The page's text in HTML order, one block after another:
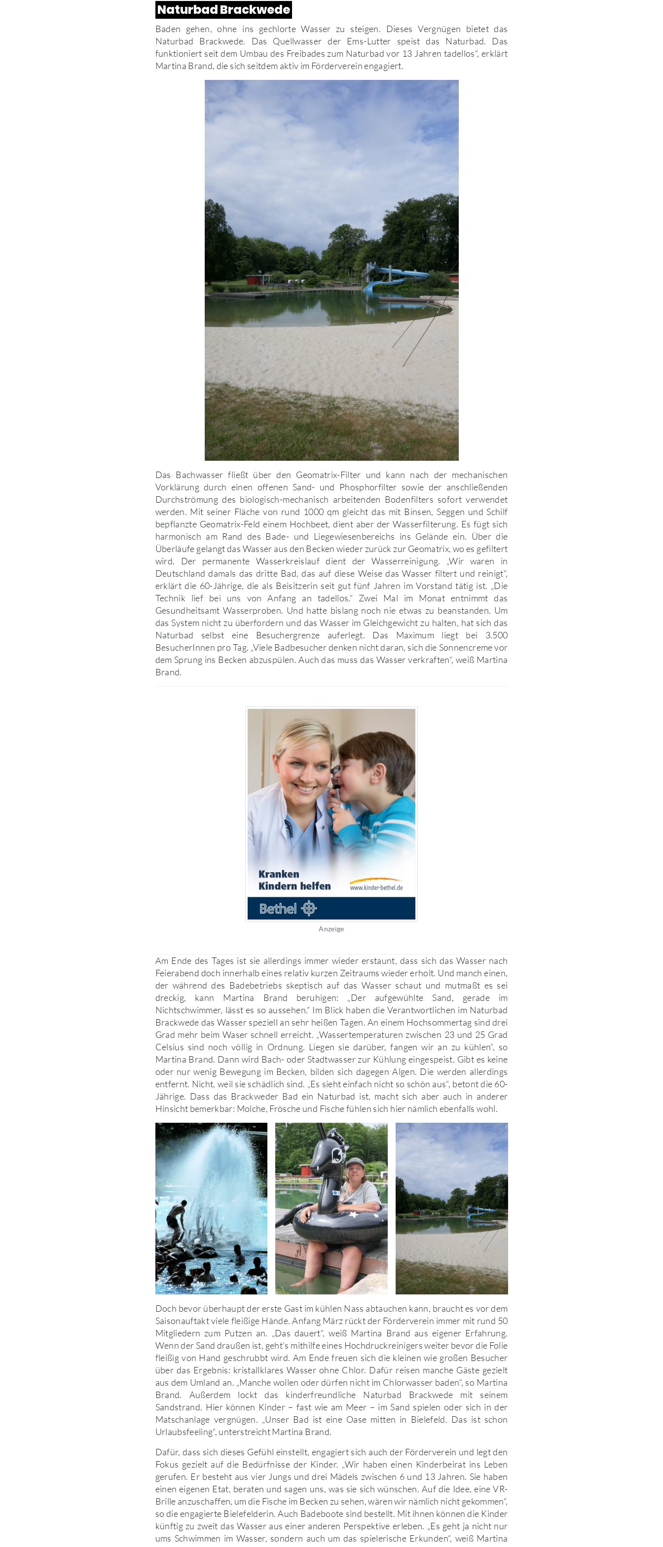
Naturbad Brackwede
Baden gehen, ohne ins gechlorte Wasser zu steigen. Dieses Vergnügen bietet das
Naturbad Brackwede. Das Quellwasser der Ems-Lutter speist das Naturbad. Das
funktioniert seit dem Umbau des Freibades zum Naturbad vor 13 Jahren tadellos“, erklärt
Martina Brand, die sich seitdem aktiv im Förderverein engagiert.
Das Bachwasser fließt über den Geomatrix-Filter und kann nach der mechanischen
Vorklärung durch einen offenen Sand- und Phosphorfilter sowie der anschließenden
Durchströmung des biologisch-mechanisch arbeitenden Bodenfilters sofort verwendet
werden. Mit seiner Fläche von rund 1000 qm gleicht das mit Binsen, Seggen und Schilf
bepflanzte Geomatrix-Feld einem Hochbeet, dient aber der Wasserfilterung. Es fügt sich
harmonisch am Rand des Bade- und Liegewiesenbereichs ins Gelände ein. Über die
Überläufe gelangt das Wasser aus den Becken wieder zurück zur Geomatrix, wo es gefiltert
wird. Der permanente Wasserkreislauf dient der Wasserreinigung. „Wir waren in
Deutschland damals das dritte Bad, das auf diese Weise das Wasser filtert und reinigt“,
erklärt die 60-Jährige, die als Beisitzerin seit gut fünf Jahren im Vorstand tätig ist. „Die
Technik lief bei uns von Anfang an tadellos.“ Zwei Mal im Monat entnimmt das
Gesundheitsamt Wasserproben. Und hatte bislang noch nie etwas zu beanstanden. Um
das System nicht zu überfordern und das Wasser im Gleichgewicht zu halten, hat sich das
Naturbad selbst eine Besuchergrenze auferlegt. Das Maximum liegt bei 3.500
BesucherInnen pro Tag. „Viele Badbesucher denken nicht daran, sich die Sonnencreme vor
dem Sprung ins Becken abzuspülen. Auch das muss das Wasser verkraften“, weiß Martina
Brand.
Anzeige
Am Ende des Tages ist sie allerdings immer wieder erstaunt, dass sich das Wasser nach
Feierabend doch innerhalb eines relativ kurzen Zeitraums wieder erholt. Und manch einen,
der während des Badebetriebs skeptisch auf das Wasser schaut und mutmaßt es sei
dreckig, kann Martina Brand beruhigen: „Der aufgewühlte Sand, gerade im
Nichtschwimmer, lässt es so aussehen.“ Im Blick haben die Verantwortlichen im Naturbad
Brackwede das Wasser speziell an sehr heißen Tagen. An einem Hochsommertag sind drei
Grad mehr beim Waser schnell erreicht. „Wassertemperaturen zwischen 23 und 25 Grad
Celsius sind noch völlig in Ordnung. Liegen sie darüber, fangen wir an zu kühlen“, so
Martina Brand. Dann wird Bach- oder Stadtwasser zur Kühlung eingespeist. Gibt es keine
oder nur wenig Bewegung im Becken, bilden sich dagegen Algen. Die werden allerdings
entfernt. Nicht, weil sie schädlich sind. „Es sieht einfach nicht so schön aus“, betont die 60-
Jährige. Dass das Brackweder Bad ein Naturbad ist, macht sich aber auch in anderer
Hinsicht bemerkbar: Molche, Frösche und Fische fühlen sich hier nämlich ebenfalls wohl.
Doch bevor überhaupt der erste Gast im kühlen Nass abtauchen kann, braucht es vor dem
Saisonauftakt viele fleißige Hände. Anfang März rückt der Förderverein immer mit rund 50
Mitgliedern zum Putzen an. „Das dauert“, weiß Martina Brand aus eigener Erfahrung.
Wenn der Sand draußen ist, geht’s mithilfe eines Hochdruckreinigers weiter bevor die Folie
fleißig von Hand geschrubbt wird. Am Ende freuen sich die kleinen wie großen Besucher
über das Ergebnis: kristallklares Wasser ohne Chlor. Dafür reisen manche Gäste gezielt
aus dem Umland an. „Manche wollen oder dürfen nicht im Chlorwasser baden“, so Martina
Brand. Außerdem lockt das kinderfreundliche Naturbad Brackwede mit seinem
Sandstrand. Hier können Kinder – fast wie am Meer – im Sand spielen oder sich in der
Matschanlage vergnügen. „Unser Bad ist eine Oase mitten in Bielefeld. Das ist schon
Urlaubsfeeling“, unterstreicht Martina Brand.
Dafür, dass sich dieses Gefühl einstellt, engagiert sich auch der Förderverein und legt den
Fokus gezielt auf die Bedürfnisse der Kinder. „Wir haben einen Kinderbeirat ins Leben
gerufen. Er besteht aus vier Jungs und drei Mädels zwischen 6 und 13 Jahren. Sie haben
einen eigenen Etat, beraten und sagen uns, was sie sich wünschen. Auf die Idee, eine VR-
Brille anzuschaffen, um die Fische im Becken zu sehen, wären wir nämlich nicht gekommen“,
so die engagierte Bielefelderin. Auch Badeboote sind bestellt. Mit ihnen können die Kinder
künftig zu zweit das Wasser aus einer anderen Perspektive erleben. „Es geht ja nicht nur
ums Schwimmen im Wasser, sondern auch um das spielerische Erkunden“, weiß Martina